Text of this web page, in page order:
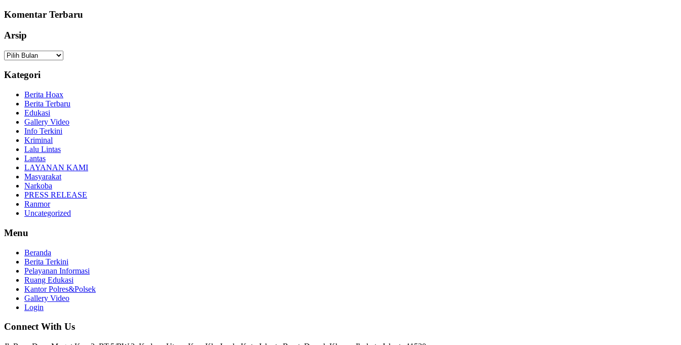
Komentar Terbaru
Arsip
Arsip
Kategori
Berita Hoax
Berita Terbaru
Edukasi
Gallery Video
Info Terkini
Kriminal
Lalu Lintas
Lantas
LAYANAN KAMI
Masyarakat
Narkoba
PRESS RELEASE
Ranmor
Uncategorized
Menu
Beranda
Berita Terkini
Pelayanan Informasi
Ruang Edukasi
Kantor Polres&Polsek
Gallery Video
Login
Connect With Us